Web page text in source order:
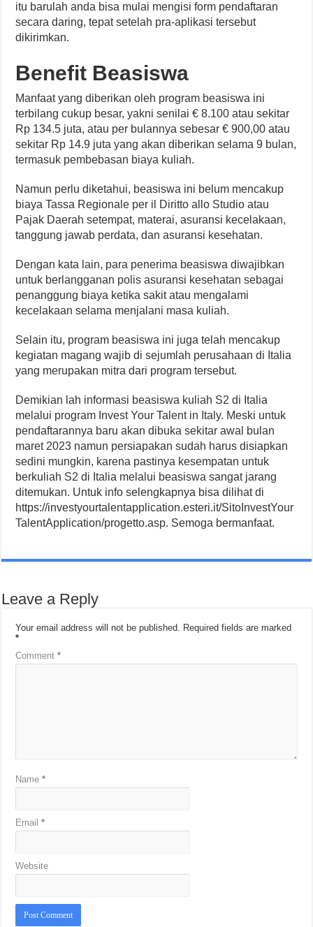
itu barulah anda bisa mulai mengisi form pendaftaran
secara daring, tepat setelah pra-aplikasi tersebut
dikirimkan.
Benefit Beasiswa
Manfaat yang diberikan oleh program beasiswa ini
terbilang cukup besar, yakni senilai € 8.100 atau sekitar
Rp 134.5 juta, atau per bulannya sebesar € 900,00 atau
sekitar Rp 14.9 juta yang akan diberikan selama 9 bulan,
termasuk pembebasan biaya kuliah.
Namun perlu diketahui, beasiswa ini belum mencakup
biaya Tassa Regionale per il Diritto allo Studio atau
Pajak Daerah setempat, materai, asuransi kecelakaan,
tanggung jawab perdata, dan asuransi kesehatan.
Dengan kata lain, para penerima beasiswa diwajibkan
untuk berlangganan polis asuransi kesehatan sebagai
penanggung biaya ketika sakit atau mengalami
kecelakaan selama menjalani masa kuliah.
Selain itu, program beasiswa ini juga telah mencakup
kegiatan magang wajib di sejumlah perusahaan di Italia
yang merupakan mitra dari program tersebut.
Demikian lah informasi beasiswa kuliah S2 di Italia
melalui program Invest Your Talent in Italy. Meski untuk
pendaftarannya baru akan dibuka sekitar awal bulan
maret 2023 namun persiapakan sudah harus disiapkan
sedini mungkin, karena pastinya kesempatan untuk
berkuliah S2 di Italia melalui beasiswa sangat jarang
ditemukan. Untuk info selengkapnya bisa dilihat di
https://investyourtalentapplication.esteri.it/SitoInvestYour
TalentApplication/progetto.asp. Semoga bermanfaat.
Leave a Reply
Your email address will not be published. Required fields are marked
*
Comment*
Name*
Email*
Website